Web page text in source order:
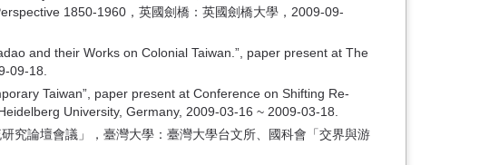
1850-1960，英國劍橋：英國劍橋大學，2009-09-
and their Works on Colonial Taiwan.”, paper present at The
09-18.
Taiwan”, paper present at Conference on Shifting Re-
University, Germany, 2009-03-16 ~ 2009-03-18.
究論壇會議」，臺灣大學：臺灣大學台文所、國科會「交界與游